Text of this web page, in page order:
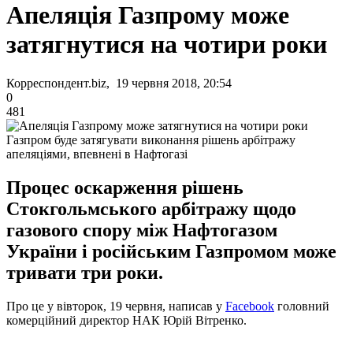
Апеляція Газпрому може
затягнутися на чотири роки
Корреспондент.biz, 19 червня 2018, 20:54
0
481
Газпром буде затягувати виконання рішень арбітражу
апеляціями, впевнені в Нафтогазі
Процес оскарження рішень
Стокгольмського арбітражу щодо
газового спору між Нафтогазом
України і російським Газпромом може
тривати три роки.
Про це у вівторок, 19 червня, написав у Facebook головний
комерційний директор НАК Юрій Вітренко.